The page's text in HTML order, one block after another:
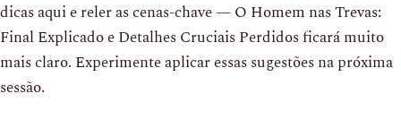
dicas aqui e reler as cenas-chave — O Homem nas Trevas:
Final Explicado e Detalhes Cruciais Perdidos ficará muito
mais claro. Experimente aplicar essas sugestões na próxima
sessão.